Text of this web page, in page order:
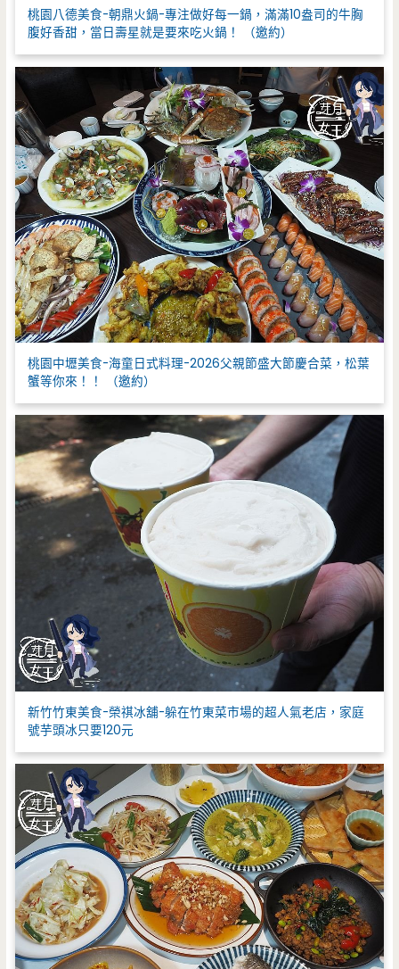
桃園八德美食-朝鼎火鍋-專注做好每一鍋，滿滿10盎司的牛胸
腹好香甜，當日壽星就是要來吃火鍋！ （邀約）
桃園中壢美食-海童日式料理-2026父親節盛大節慶合菜，松葉
蟹等你來！！ （邀約）
新竹竹東美食-榮祺冰舖-躲在竹東菜市場的超人氣老店，家庭
號芋頭冰只要120元